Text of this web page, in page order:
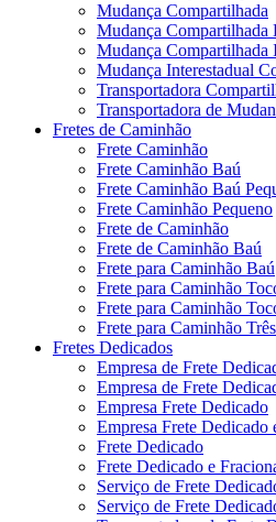
Mudança Compartilhada
Mudança Compartilhada
Mudança Compartilhada
Mudança Interestadual
Transportadora
Transportadora de
Fretes de Caminhão
Frete Caminhão
Frete Caminhão Baú
Frete Caminhão Baú
Frete Caminhão Pequeno
Frete de Caminhão
Frete de Caminhão Baú
Frete para Caminhão Baú
Frete para Caminhão
Frete para Caminhão
Frete para Caminhão
Fretes Dedicados
Empresa de Frete
Empresa de Frete
Empresa Frete Dedicado
Empresa Frete Dedicado
Frete Dedicado
Frete Dedicado e
Serviço de Frete
Serviço de Frete